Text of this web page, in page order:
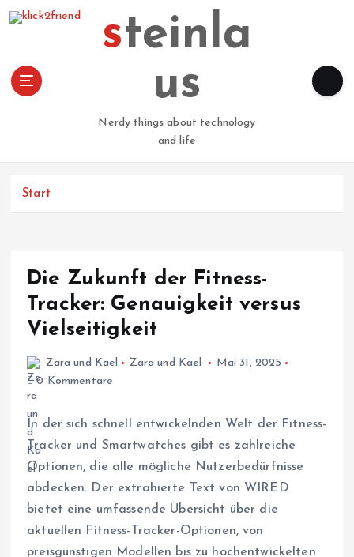
steinla
us
Nerdy things about technology
and life
Start
Die Zukunft der Fitness-
Tracker: Genauigkeit versus
Vielseitigkeit
Zara und Kael Zara und Kael
Mai 31, 2025
0 Kommentare
In der sich schnell entwickelnden Welt der Fitness-
Tracker und Smartwatches gibt es zahlreiche
Optionen, die alle mögliche Nutzerbedürfnisse
abdecken. Der extrahierte Text von WIRED
bietet eine umfassende Übersicht über die
aktuellen Fitness-Tracker-Optionen, von
preisgünstigen Modellen bis zu hochentwickelten